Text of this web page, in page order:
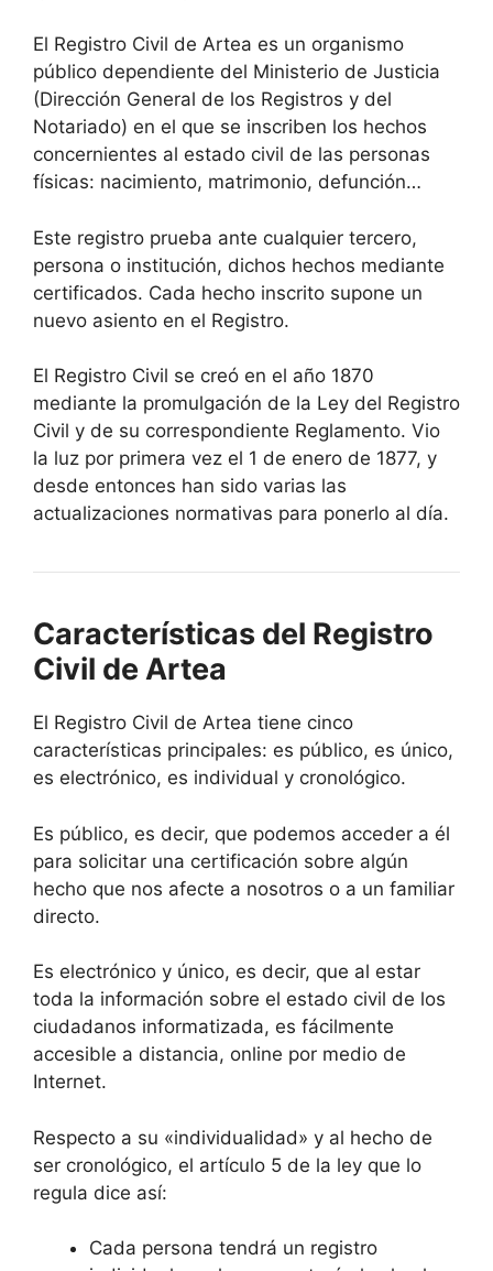
El Registro Civil de Artea es un organismo
público dependiente del Ministerio de Justicia
(Dirección General de los Registros y del
Notariado) en el que se inscriben los hechos
concernientes al estado civil de las personas
físicas: nacimiento, matrimonio, defunción…
Este registro prueba ante cualquier tercero,
persona o institución, dichos hechos mediante
certificados. Cada hecho inscrito supone un
nuevo asiento en el Registro.
El Registro Civil se creó en el año 1870
mediante la promulgación de la Ley del Registro
Civil y de su correspondiente Reglamento. Vio
la luz por primera vez el 1 de enero de 1877, y
desde entonces han sido varias las
actualizaciones normativas para ponerlo al día.
Características del Registro
Civil de Artea
El Registro Civil de Artea tiene cinco
características principales: es público, es único,
es electrónico, es individual y cronológico.
Es público, es decir, que podemos acceder a él
para solicitar una certificación sobre algún
hecho que nos afecte a nosotros o a un familiar
directo.
Es electrónico y único, es decir, que al estar
toda la información sobre el estado civil de los
ciudadanos informatizada, es fácilmente
accesible a distancia, online por medio de
Internet.
Respecto a su «individualidad» y al hecho de
ser cronológico, el artículo 5 de la ley que lo
regula dice así:
Cada persona tendrá un registro